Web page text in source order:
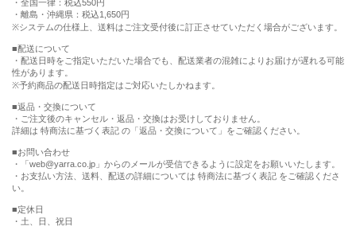
・全国一律：税込550円
・離島・沖縄県：税込1,650円
※システムの仕様上、送料はご注文受付後に訂正させていただく場合がございます。
■配送について
・配送日時をご指定いただいた場合でも、配送業者の混雑によりお届けが遅れる可能
性があります。
※予約商品の配送日時指定はご対応いたしかねます。
■返品・交換について
・ご注文後のキャンセル・返品・交換はお受けしておりません。
詳細は 特商法に基づく表記 の「返品・交換について」をご確認ください。
■お問い合わせ
・「web@yarra.co.jp」からのメールが受信できるように設定をお願いいたします。
・お支払い方法、送料、配送の詳細については 特商法に基づく表記 をご確認くださ
い。
■定休日
・土、日、祝日